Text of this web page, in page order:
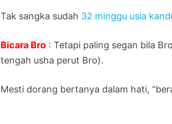
Tak sangka sudah 32 minggu usia
Bicara Bro : Tetapi paling segan bila
tengah usha perut Bro).
Mesti dorang bertanya dalam hati,